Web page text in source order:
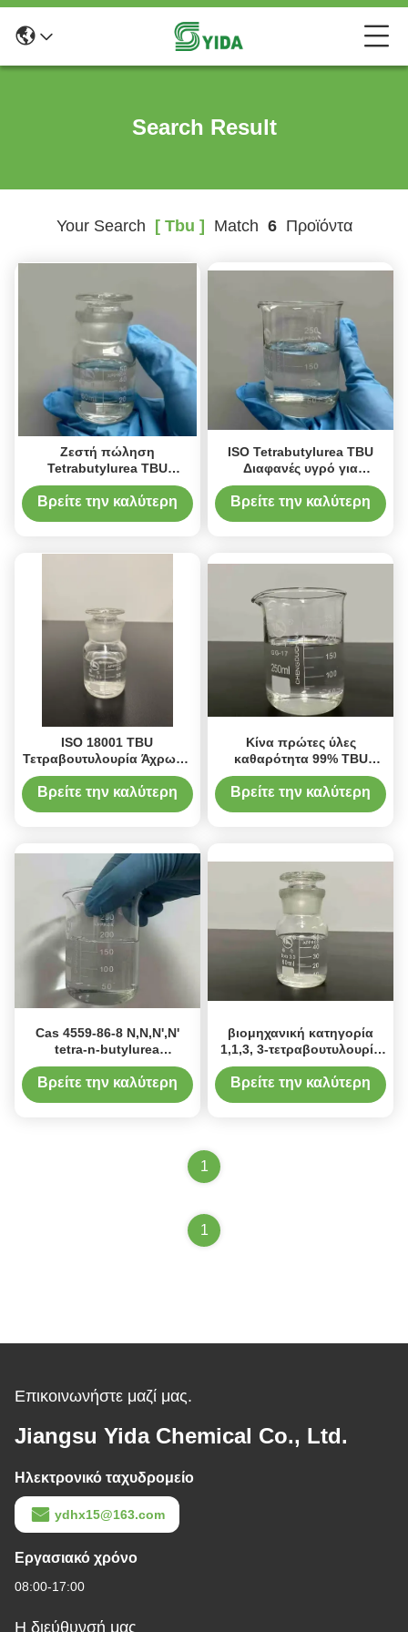
Search Result
Your Search [ Tbu ] Match 6Προϊόντα
Ζεστή πώληση
Tetrabutylurea TBU
Αχρωμοδιαφανές υγρό με
ανταγωνιστική τιμή
Βρείτε την καλύτερη
ISO Tetrabutylurea TBU
Διαφανές υγρό για
υπεροξείδιο του
υδρογόνου
Βρείτε την καλύτερη
ISO 18001 TBU
Τετραβουτυλουρία Άχρωμο
υγρό για την παραγωγή
υπεροξειδίου του
Βρείτε την καλύτερη
Κίνα πρώτες ύλες
καθαρότητα 99% TBU
Tetrabutylurea για
βιομηχανική χρήση CAS
Βρείτε την καλύτερη
Cas 4559-86-8 N,N,N',N'
tetra-n-butylurea
Tetrabutylurea για την
παραγωγή υπεροξειδίου
Βρείτε την καλύτερη
βιομηχανική κατηγορία
1,1,3, 3-τετραβουτυλουρία
Τετραβουτυλουρία
Διαφανές υγρό με αριθμό
Βρείτε την καλύτερη
1
1
Επικοινωνήστε μαζί μας.
Jiangsu Yida Chemical Co., Ltd.
Ηλεκτρονικό ταχυδρομείο
ydhx15@163.com
Εργασιακό χρόνο
08:00-17:00
Η διεύθυνσή μας